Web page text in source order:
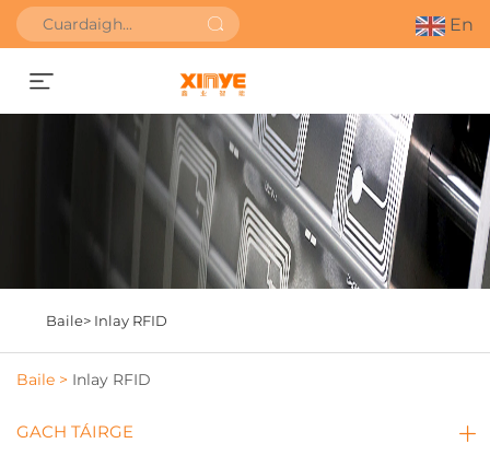
En
Faigh Ullmhaíocht
Baile> Inlay RFID
Baile > Inlay RFID
GACH TÁIRGE